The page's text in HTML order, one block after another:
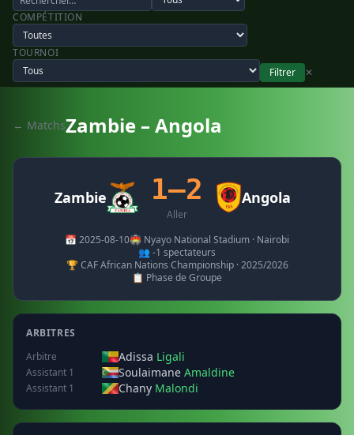
COMPÉTITION
TOURNOI
Filtrer
✕
← MatchsZambie – Angola
Zambie 1–2
Aller
Angola
📅 2025-08-10🏟️ Nyayo National Stadium · Nairobi
👥 -1 spectateurs
🏆 CAF African Nations Championship · 2025/2026
📋 Phase de Groupe
ARBITRES
Arbitre
Adissa Ligali
Assistant 1 Soulaimane Amaldine
Assistant 1 Chany Malondi